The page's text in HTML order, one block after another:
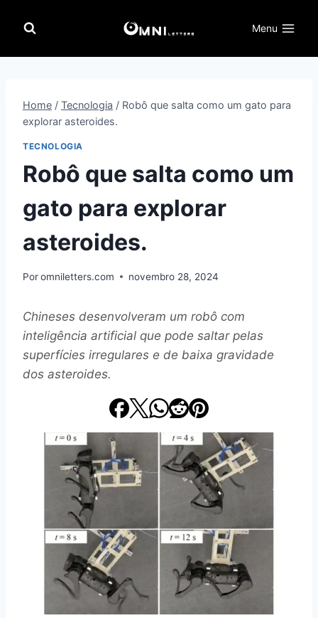
para
Menu
Home / Tecnologia / Robô que salta como um gato para
explorar asteroides.
TECNOLOGIA
Robô que salta como um
gato para explorar
asteroides.
Poromniletters.com novembro 28, 2024
Chineses desenvolveram um robô com
inteligência artificial que pode saltar pelas
superfícies irregulares e de baixa gravidade
dos asteroides.